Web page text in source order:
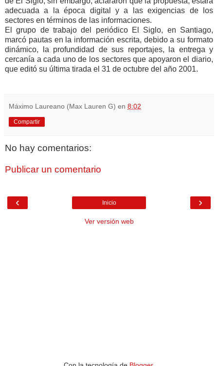
adecuada a la época digital y a las exigencias de los
sectores en términos de las informaciones.
El grupo de trabajo del periódico El Siglo, en Santiago,
marcó pautas en la información escrita, debido a su formato
dinámico, la profundidad de sus reportajes, la entrega y
cercanía a cada uno de los sectores que apoyaron el diario,
que editó su última tirada el 31 de octubre del año 2001.
Máximo Laureano (Max Lauren G) en 8:02
Compartir
No hay comentarios:
Publicar un comentario
‹ ›
Inicio
Ver versión web